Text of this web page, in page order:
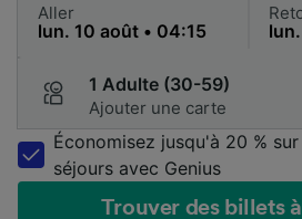
Aller
1 Adulte (30-59)
Ajouter une carte
Économisez jusqu'à 20 %
séjours avec Genius
Trouver des billets